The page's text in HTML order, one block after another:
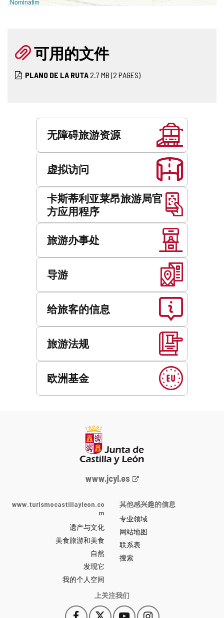
可用的文件
PLANO DE LA RUTA2.7 MB(2 PAGES)
无障碍旅游资源
虚拟访问
卡斯蒂利亚莱昂旅游局官
方应用程序
旅游办事处
导游
给旅客的信息
旅游法规
欧洲基金
Junta
y
León
网
站
门
户
-
www.jcyl.es
www.turismocastillayleon.co
m
遗产与文化
美食旅游和美食
自然
发现它
我的个人空间
其他感兴趣的信息
专业领域
网站地图
联系表
搜索
上关注我们
Facebook YouTubeInstagram